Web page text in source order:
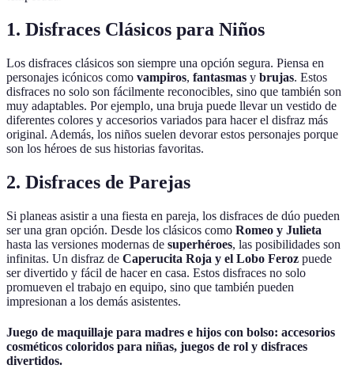
1. Disfraces Clásicos para Niños
Los disfraces clásicos son siempre una opción segura. Piensa en
personajes icónicos como vampiros, fantasmas y brujas. Estos
disfraces no solo son fácilmente reconocibles, sino que también son
muy adaptables. Por ejemplo, una bruja puede llevar un vestido de
diferentes colores y accesorios variados para hacer el disfraz más
original. Además, los niños suelen devorar estos personajes porque
son los héroes de sus historias favoritas.
2. Disfraces de Parejas
Si planeas asistir a una fiesta en pareja, los disfraces de dúo pueden
ser una gran opción. Desde los clásicos como Romeo y Julieta
hasta las versiones modernas de superhéroes, las posibilidades son
infinitas. Un disfraz de Caperucita Roja y el Lobo Feroz puede
ser divertido y fácil de hacer en casa. Estos disfraces no solo
promueven el trabajo en equipo, sino que también pueden
impresionan a los demás asistentes.
Juego de maquillaje para madres e hijos con bolso: accesorios
cosméticos coloridos para niñas, juegos de rol y disfraces
divertidos.